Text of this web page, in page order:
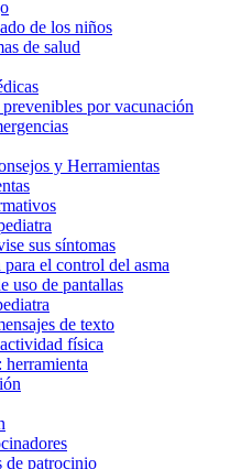
de los niños
de salud
por vacunación
y Herramientas
sus síntomas
el control del asma
uso de pantallas
de texto
física
herramienta
de patrocinio